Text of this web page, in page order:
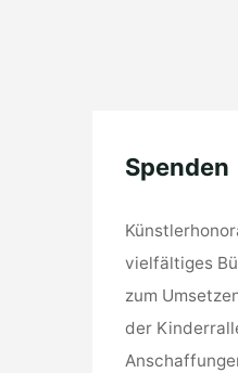
Spenden
vielfältiges
zum
der